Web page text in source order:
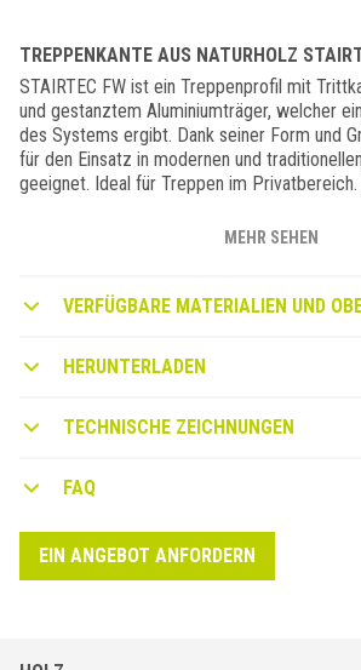
TREPPENKANTE AUS NATURHOLZ
STAIRTEC FW ist ein Treppenprofil mit
und gestanztem Aluminiumträger, welcher
des Systems ergibt. Dank seiner Form und
für den Einsatz in modernen und
geeignet. Ideal für Treppen im Privatbereich.
MEHR SEHEN
VERFÜGBARE MATERIALIEN UND
HERUNTERLADEN
TECHNISCHE ZEICHNUNGEN
FAQ
EIN ANGEBOT ANFORDERN